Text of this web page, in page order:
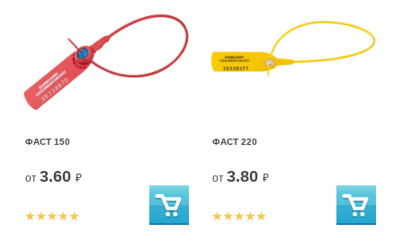
ФАСТ 150
от 3.60 ₽
ФАСТ 220
от 3.80 ₽